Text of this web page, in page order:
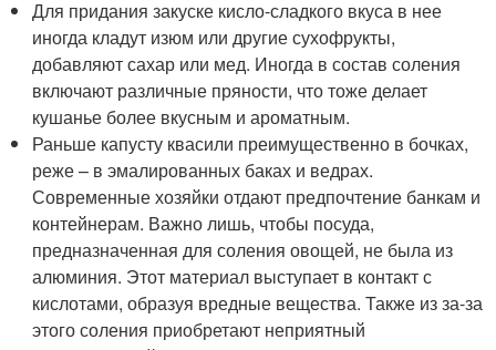
Для придания закуске кисло-сладкого вкуса в нее
иногда кладут изюм или другие сухофрукты,
добавляют сахар или мед. Иногда в состав соления
включают различные пряности, что тоже делает
кушанье более вкусным и ароматным.
Раньше капусту квасили преимущественно в бочках,
реже – в эмалированных баках и ведрах.
Современные хозяйки отдают предпочтение банкам и
контейнерам. Важно лишь, чтобы посуда,
предназначенная для соления овощей, не была из
алюминия. Этот материал выступает в контакт с
кислотами, образуя вредные вещества. Также из за-за
этого соления приобретают неприятный